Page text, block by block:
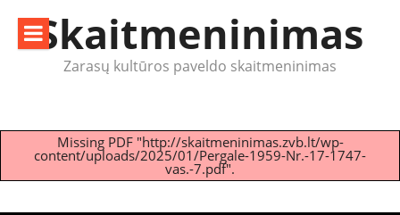
turinioSkaitmeninimas
Zarasų kultūros paveldo skaitmeninimas
Missing PDF "http://skaitmeninimas.zvb.lt/wp-
content/uploads/2025/01/Pergale-1959-Nr.-17-1747-
vas.-7.pdf".